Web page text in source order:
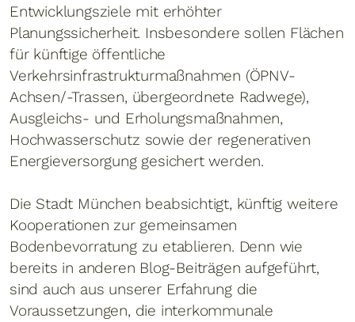
Entwicklungsziele mit erhöhter
Planungssicherheit. Insbesondere sollen Flächen
für künftige öffentliche
Verkehrsinfrastrukturmaßnahmen (ÖPNV-
Achsen/-Trassen, übergeordnete Radwege),
Ausgleichs- und Erholungsmaßnahmen,
Hochwasserschutz sowie der regenerativen
Energieversorgung gesichert werden.
Die Stadt München beabsichtigt, künftig weitere
Kooperationen zur gemeinsamen
Bodenbevorratung zu etablieren. Denn wie
bereits in anderen Blog-Beiträgen aufgeführt,
sind auch aus unserer Erfahrung die
Voraussetzungen, die interkommunale